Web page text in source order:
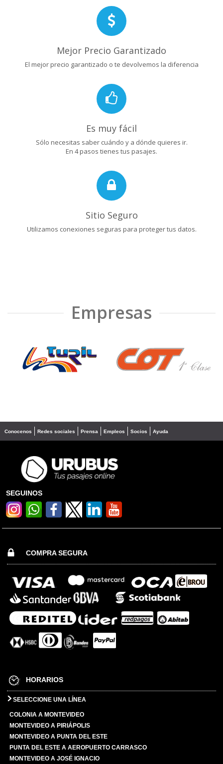
Mejor Precio Garantizado
El mejor precio garantizado o te devolvemos la diferencia
Es muy fácil
Sólo necesitas saber cuándo y a dónde quieres ir.
En 4 pasos tienes tus pasajes.
Sitio Seguro
Utilizamos conexiones seguras para proteger tus datos.
Empresas
❮ ❯
Conocenos Redes sociales Prensa Empleos Socios Ayuda
SEGUINOS
COMPRA SEGURA
HORARIOS
SELECCIONE UNA LÍNEA
COLONIA A MONTEVIDEO
MONTEVIDEO A PIRIÁPOLIS
MONTEVIDEO A PUNTA DEL ESTE
PUNTA DEL ESTE A AEROPUERTO CARRASCO
MONTEVIDEO A JOSÉ IGNACIO